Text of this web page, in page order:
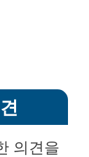
의견을